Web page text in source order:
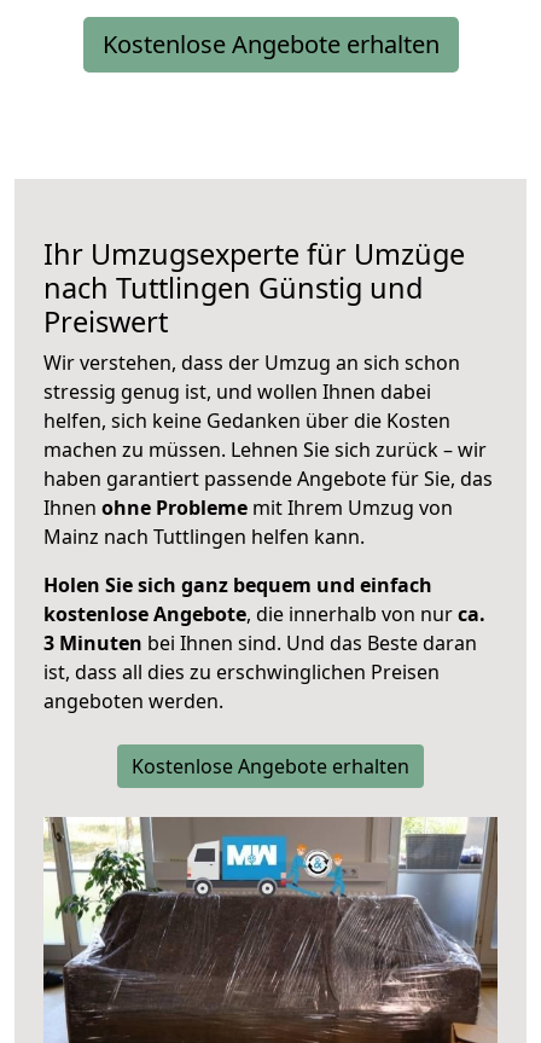
Kostenlose Angebote erhalten
Ihr Umzugsexperte für Umzüge
nach Tuttlingen Günstig und
Preiswert
Wir verstehen, dass der Umzug an sich schon
stressig genug ist, und wollen Ihnen dabei
helfen, sich keine Gedanken über die Kosten
machen zu müssen. Lehnen Sie sich zurück – wir
haben garantiert passende Angebote für Sie, das
Ihnen ohne Probleme mit Ihrem Umzug von
Mainz nach Tuttlingen helfen kann.
Holen Sie sich ganz bequem und einfach
kostenlose Angebote, die innerhalb von nurca.
3 Minuten bei Ihnen sind. Und das Beste daran
ist, dass all dies zu erschwinglichen Preisen
angeboten werden.
Kostenlose Angebote erhalten